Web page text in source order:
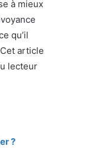
à mieux
qu’il
article
lecteur
?